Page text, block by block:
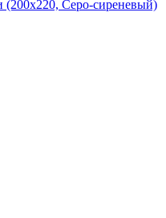
Серо-сиреневый)